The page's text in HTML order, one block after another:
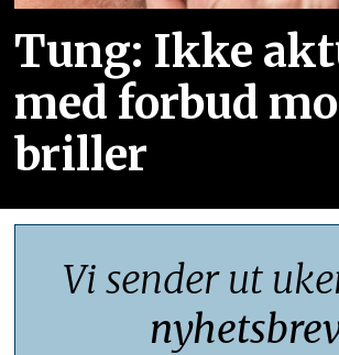
Tung: Ikke
med forbud
briller
Vi sender ut